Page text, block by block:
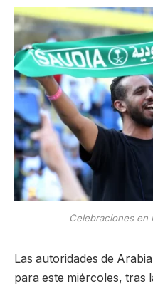
Celebraciones en
Las autoridades de
para este miércoles, tras